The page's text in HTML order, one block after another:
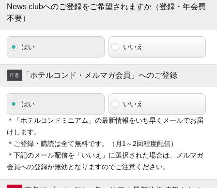
News clubへのご登録をご希望されますか（登録・年会費
不要）
はい いいえ
「ホテルコンド・メルマガ会員」へのご登録
はい いいえ
＊「ホテルコンドミニアム」の最新情報をいち早くメールでお届
けします。
＊ご登録・購読は全て無料です。（月1～2回程度配信）
＊下記のメール配信を「いいえ」に選択された場合は、メルマガ
会員への登録が無効となりますのでご注意ください。